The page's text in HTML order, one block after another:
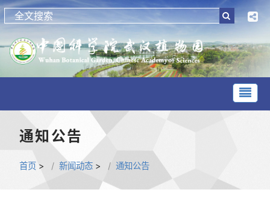
通知公告
首页 > 新闻动态 > 通知公告